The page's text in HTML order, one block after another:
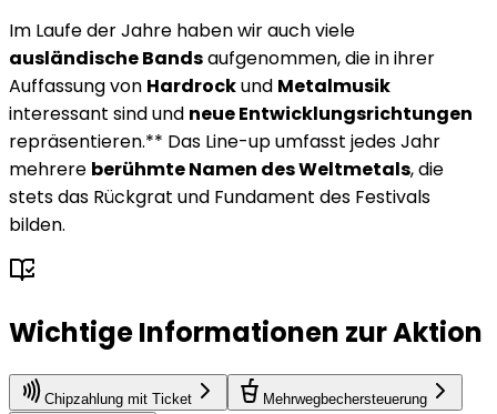
Im Laufe der Jahre haben wir auch viele
ausländische Bandsaufgenommen, die in ihrer
Auffassung von Hardrockund Metalmusik
interessant sind und neue Entwicklungsrichtungen
repräsentieren.** Das Line-up umfasst jedes Jahr
mehrere berühmte Namen des Weltmetals, die
stets das Rückgrat und Fundament des Festivals
bilden.
Wichtige Informationen zur Aktion
Chipzahlung mit Ticket Mehrwegbechersteuerung